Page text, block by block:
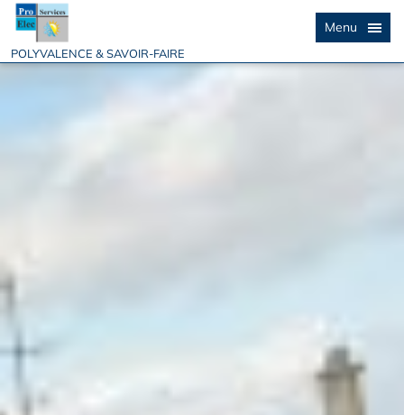
POLYVALENCE & SAVOIR-FAIRE
Menu